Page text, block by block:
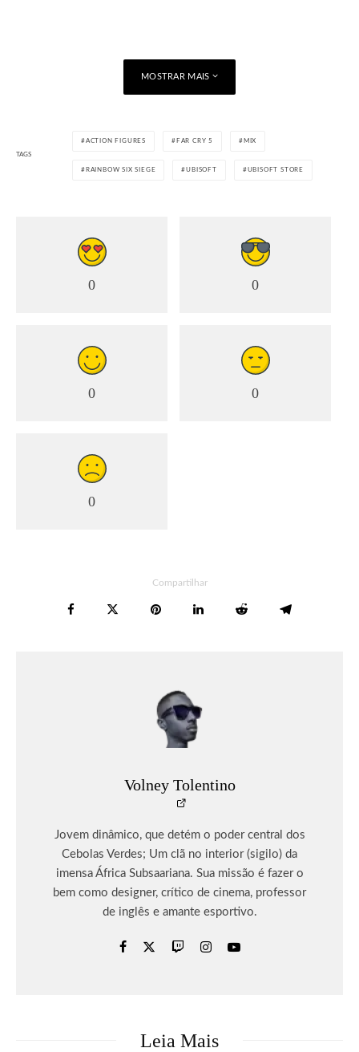
MOSTRAR MAIS
TAGS
ACTION FIGURES FAR CRY 5 MIX
RAINBOW SIX SIEGE UBISOFT UBISOFT STORE
0 0
0 0
0
Compartilhar
Volney Tolentino
Jovem dinâmico, que detém o poder central dos
Cebolas Verdes; Um clã no interior (sigilo) da
imensa África Subsaariana. Sua missão é fazer o
bem como designer, crítico de cinema, professor
de inglês e amante esportivo.
Leia Mais